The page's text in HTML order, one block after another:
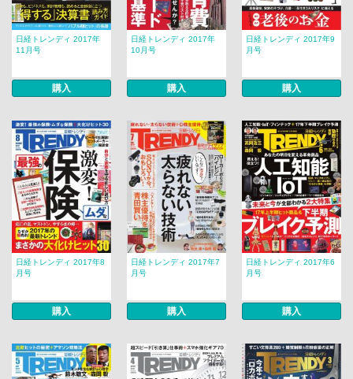
日経トレンディ 2017年
11月号
購入
日経トレンディ 2017年
10月号
購入
日経トレンディ 2017年9
月号
購入
日経トレンディ 2017年8
月号
購入
日経トレンディ 2017年7
月号
購入
日経トレンディ 2017年6
月号
購入